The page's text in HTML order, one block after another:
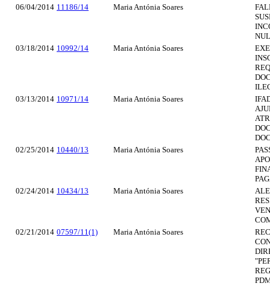
06/04/2014 11186/14 Maria Antónia Soares
03/18/2014 10992/14 Maria Antónia Soares
03/13/2014 10971/14 Maria Antónia Soares
02/25/2014 10440/13 Maria Antónia Soares
02/24/2014 10434/13 Maria Antónia Soares
02/21/2014 07597/11(1) Maria Antónia Soares